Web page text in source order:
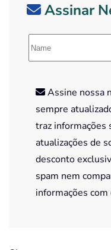
Assinar
Assine nossa
sempre
traz informações
atualizações de
desconto
spam nem
informações